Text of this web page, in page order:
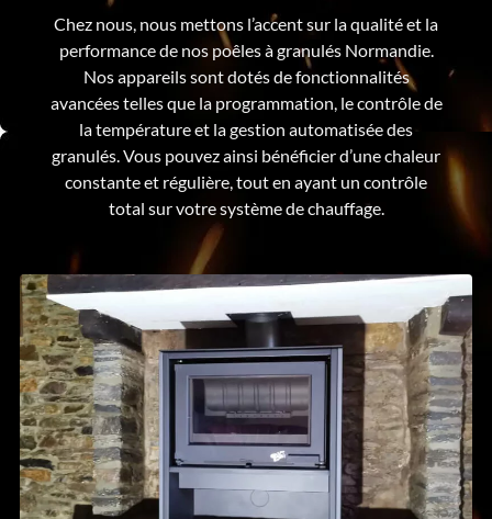
Chez nous, nous mettons l’accent sur la qualité et la
performance de nos poêles à granulés Normandie.
Nos appareils sont dotés de fonctionnalités
avancées telles que la programmation, le contrôle de
la température et la gestion automatisée des
granulés. Vous pouvez ainsi bénéficier d’une chaleur
constante et régulière, tout en ayant un contrôle
total sur votre système de chauffage.